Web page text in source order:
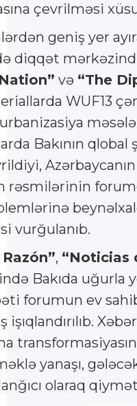
çevrilməsi
geniş yer
diqqət
və “The
WUF13
Bakının
rəsmilərinin
vurğulanıb.
, “Noticias
Bakıda uğurla
forumun ev
yanaşı,
olaraq